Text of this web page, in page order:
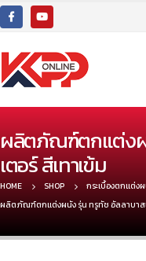
ผลิตภัณฑ์ตกแต่งผ
เตอร์ สีเทาเข้ม
HOME SHOP กระเบื้องตกแต่งผ
ผลิตภัณฑ์ตกแต่งผนัง รุ่น ทรูทัช อัลลาบาสเ